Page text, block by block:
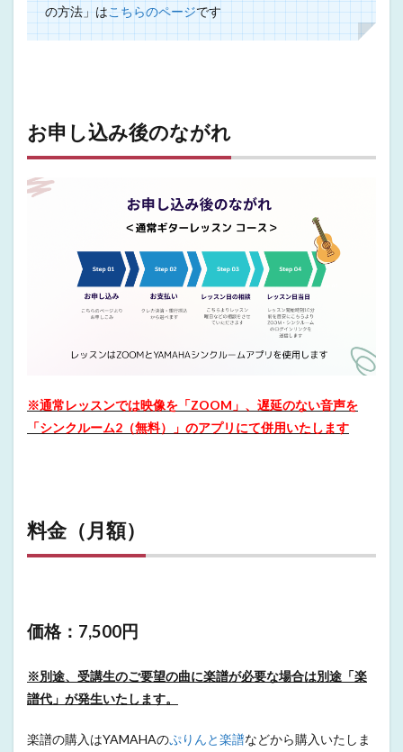
の方法」はこちらのページです
お申し込み後のながれ
※通常レッスンでは映像を「ZOOM」、遅延のない音声を
「シンクルーム2（無料）」のアプリにて併用いたします
料金（月額）
価格：7,500円
※別途、受講生のご要望の曲に楽譜が必要な場合は別途「楽
譜代」が発生いたします。
楽譜の購入はYAMAHAのぷりんと楽譜などから購入いたしま